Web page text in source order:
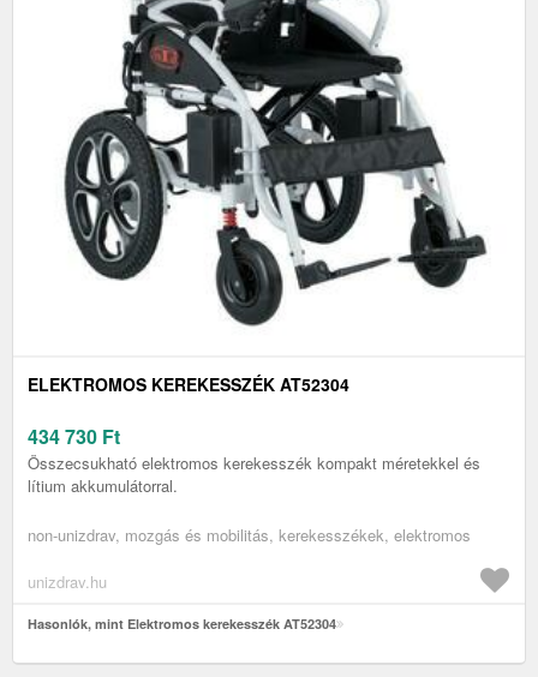
ELEKTROMOS KEREKESSZÉK AT52304
434 730 Ft
Összecsukható elektromos kerekesszék kompakt méretekkel és
lítium akkumulátorral.
non-unizdrav, mozgás és mobilitás, kerekesszékek, elektromos
unizdrav.hu
Hasonlók, mint Elektromos kerekesszék AT52304